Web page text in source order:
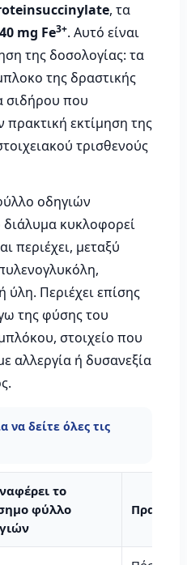
, τα
40 mg Fe3+. Αυτό είναι
της δοσολογίας: τα
της δραστικής
σιδήρου που
πρακτική εκτίμηση της
τρισθενούς
οδηγιών
διάλυμα κυκλοφορεί
περιέχει, μεταξύ
Περιέχει επίσης
της φύσης του
στοιχείο που
αλλεργία ή δυσανεξία
να δείτε όλες τις
το
φύλλο